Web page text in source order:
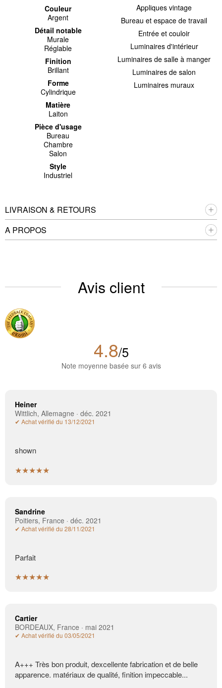
Couleur
Argent
Détail notable
Murale
Réglable
Finition
Brillant
Forme
Cylindrique
Matière
Laiton
Pièce d'usage
Bureau
Chambre
Salon
Style
Industriel
Appliques vintage
Bureau et espace de travail
Entrée et couloir
Luminaires d'intérieur
Luminaires de salle à manger
Luminaires de salon
Luminaires muraux
LIVRAISON & RETOURS
A PROPOS
Avis client
4.8/5
Note moyenne basée sur 6 avis
Heiner
Wittlich, Allemagne · déc. 2021
✔ Achat vérifié du 13/12/2021
shown
★★★★★
Sandrine
Poitiers, France · déc. 2021
✔ Achat vérifié du 28/11/2021
Parfait
★★★★★
Cartier
BORDEAUX, France · mai 2021
✔ Achat vérifié du 03/05/2021
A+++ Très bon produit, dexcellente fabrication et de belle
apparence. matériaux de qualité, finition impeccable...